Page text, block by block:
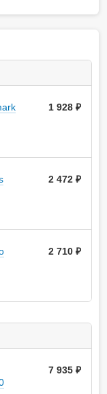
1 928
2 472
2 710
7 935